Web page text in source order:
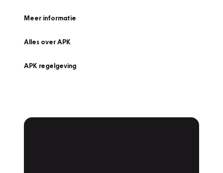
Meer informatie
Alles over APK
APK regelgeving